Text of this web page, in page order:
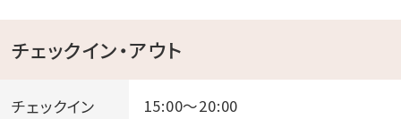
チェックイン・アウト
チェックイン 15:00～20:00